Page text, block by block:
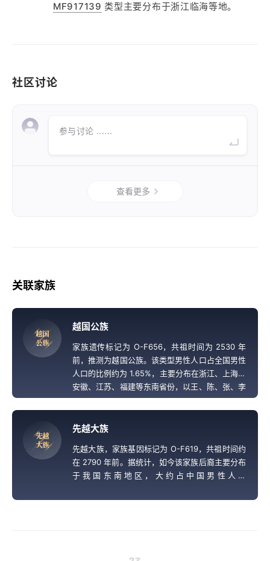
MF917139 类型主要分布于浙江临海等地。
社区讨论
参与讨论 ......
查看更多
关联家族
越国
公族
越国公族
家族遗传标记为 O-F656，共祖时间为 2530 年
前，推测为越国公族。该类型男性人口占全国男性
人口的比例约为 1.65%，主要分布在浙江、上海、
安徽、江苏、福建等东南省份，以王、陈、张、李
等大姓为主要姓氏。
先越
大族
先越大族
先越大族，家族基因标记为 O-F619，共祖时间约
在 2790 年前。据统计，如今该家族后裔主要分布
于我国东南地区，大约占中国男性人口